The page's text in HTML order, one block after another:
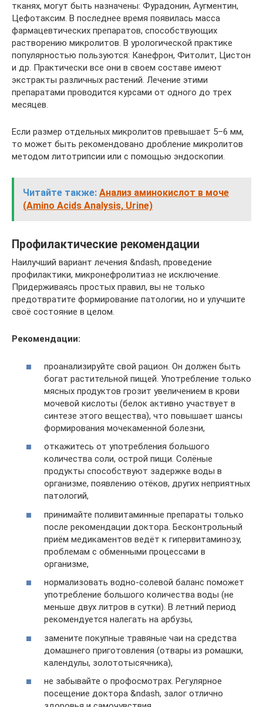
тканях, могут быть назначены: Фурадонин, Аугментин,
Цефотаксим. В последнее время появилась масса
фармацевтических препаратов, способствующих
растворению микролитов. В урологической практике
популярностью пользуются: Канефрон, Фитолит, Цистон
и др. Практически все они в своем составе имеют
экстракты различных растений. Лечение этими
препаратами проводится курсами от одного до трех
месяцев.
Если размер отдельных микролитов превышает 5–6 мм,
то может быть рекомендовано дробление микролитов
методом литотрипсии или с помощью эндоскопии.
Читайте также: Анализ аминокислот в моче
(Amino Acids Analysis, Urine)
Профилактические рекомендации
Наилучший вариант лечения &ndash, проведение
профилактики, микронефролитиаз не исключение.
Придерживаясь простых правил, вы не только
предотвратите формирование патологии, но и улучшите
своё состояние в целом.
Рекомендации:
проанализируйте свой рацион. Он должен быть
богат растительной пищей. Употребление только
мясных продуктов грозит увеличением в крови
мочевой кислоты (белок активно участвует в
синтезе этого вещества), что повышает шансы
формирования мочекаменной болезни,
откажитесь от употребления большого
количества соли, острой пищи. Солёные
продукты способствуют задержке воды в
организме, появлению отёков, других неприятных
патологий,
принимайте поливитаминные препараты только
после рекомендации доктора. Бесконтрольный
приём медикаментов ведёт к гипервитаминозу,
проблемам с обменными процессами в
организме,
нормализовать водно-солевой баланс поможет
употребление большого количества воды (не
меньше двух литров в сутки). В летний период
рекомендуется налегать на арбузы,
замените покупные травяные чаи на средства
домашнего приготовления (отвары из ромашки,
календулы, золототысячника),
не забывайте о профосмотрах. Регулярное
посещение доктора &ndash, залог отлично